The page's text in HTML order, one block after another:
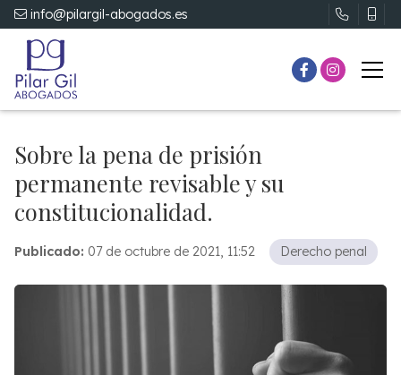
info@pilargil-abogados.es
Sobre la pena de prisión
permanente revisable y su
constitucionalidad.
Publicado: 07 de octubre de 2021, 11:52 Derecho penal